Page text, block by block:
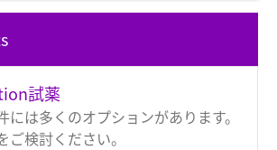
試薬
には多くのオプションがあります。
ご検討ください。